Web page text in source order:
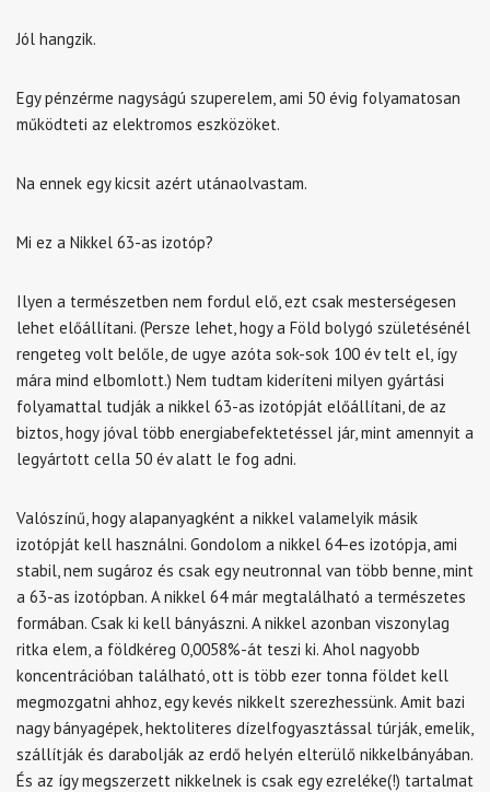
Jól hangzik.
Egy pénzérme nagyságú szuperelem, ami 50 évig folyamatosan
működteti az elektromos eszközöket.
Na ennek egy kicsit azért utánaolvastam.
Mi ez a Nikkel 63-as izotóp?
Ilyen a természetben nem fordul elő, ezt csak mesterségesen
lehet előállítani. (Persze lehet, hogy a Föld bolygó születésénél
rengeteg volt belőle, de ugye azóta sok-sok 100 év telt el, így
mára mind elbomlott.) Nem tudtam kideríteni milyen gyártási
folyamattal tudják a nikkel 63-as izotópját előállítani, de az
biztos, hogy jóval több energiabefektetéssel jár, mint amennyit a
legyártott cella 50 év alatt le fog adni.
Valószínű, hogy alapanyagként a nikkel valamelyik másik
izotópját kell használni. Gondolom a nikkel 64-es izotópja, ami
stabil, nem sugároz és csak egy neutronnal van több benne, mint
a 63-as izotópban. A nikkel 64 már megtalálható a természetes
formában. Csak ki kell bányászni. A nikkel azonban viszonylag
ritka elem, a földkéreg 0,0058%-át teszi ki. Ahol nagyobb
koncentrációban található, ott is több ezer tonna földet kell
megmozgatni ahhoz, egy kevés nikkelt szerezhessünk. Amit bazi
nagy bányagépek, hektoliteres dízelfogyasztással túrják, emelik,
szállítják és darabolják az erdő helyén elterülő nikkelbányában.
És az így megszerzett nikkelnek is csak egy ezreléke(!) tartalmat